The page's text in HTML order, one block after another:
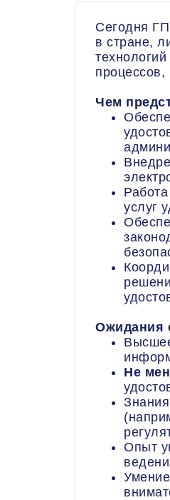
Сегодня
в стране,
процессов,
Чем
услуг
Ожидания
Не
Опыт